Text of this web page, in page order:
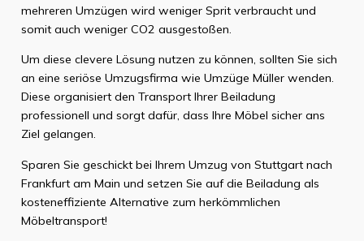
mehreren Umzügen wird weniger Sprit verbraucht und
somit auch weniger CO2 ausgestoßen.
Um diese clevere Lösung nutzen zu können, sollten Sie sich
an eine seriöse Umzugsfirma wie Umzüge Müller wenden.
Diese organisiert den Transport Ihrer Beiladung
professionell und sorgt dafür, dass Ihre Möbel sicher ans
Ziel gelangen.
Sparen Sie geschickt bei Ihrem Umzug von Stuttgart nach
Frankfurt am Main und setzen Sie auf die Beiladung als
kosteneffiziente Alternative zum herkömmlichen
Möbeltransport!